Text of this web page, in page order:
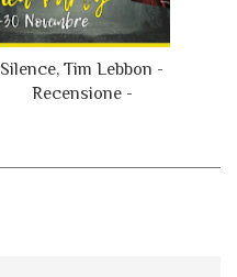
Silence, Tim Lebbon -
Recensione -